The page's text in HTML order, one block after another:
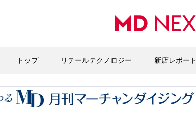
トップ リテールテクノロジー 新店レポート